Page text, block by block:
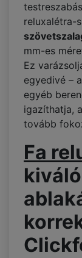
reluxalétra-
mm-es
Ez
egyedivé –
egyéb
igazíthatja,
tovább
Fa